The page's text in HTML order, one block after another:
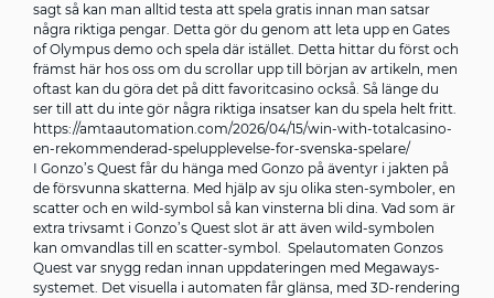
sagt så kan man alltid testa att spela gratis innan man satsar
några riktiga pengar. Detta gör du genom att leta upp en Gates
of Olympus demo och spela där istället. Detta hittar du först och
främst här hos oss om du scrollar upp till början av artikeln, men
oftast kan du göra det på ditt favoritcasino också. Så länge du
ser till att du inte gör några riktiga insatser kan du spela helt fritt.
https://amtaautomation.com/2026/04/15/win-with-totalcasino-
en-rekommenderad-spelupplevelse-for-svenska-spelare/
I Gonzo’s Quest får du hänga med Gonzo på äventyr i jakten på
de försvunna skatterna. Med hjälp av sju olika sten-symboler, en
scatter och en wild-symbol så kan vinsterna bli dina. Vad som är
extra trivsamt i Gonzo’s Quest slot är att även wild-symbolen
kan omvandlas till en scatter-symbol. Spelautomaten Gonzos
Quest var snygg redan innan uppdateringen med Megaways-
systemet. Det visuella i automaten får glänsa, med 3D-rendering